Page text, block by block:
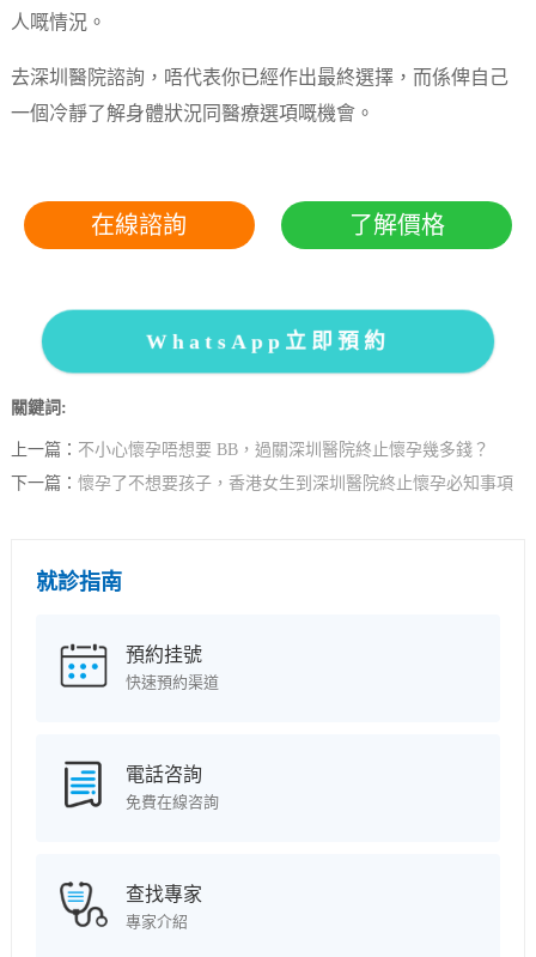
人嘅情況。
去深圳醫院諮詢，唔代表你已經作出最終選擇，而係俾自己
一個冷靜了解身體狀況同醫療選項嘅機會。
在線諮詢 了解價格
WhatsApp立即預約
關鍵詞:
上一篇： 不小心懷孕唔想要 BB，過關深圳醫院終止懷孕幾多錢？
下一篇： 懷孕了不想要孩子，香港女生到深圳醫院終止懷孕必知事項
就診指南
預約挂號
快速預約渠道
電話咨詢
免費在線咨詢
查找專家
專家介紹